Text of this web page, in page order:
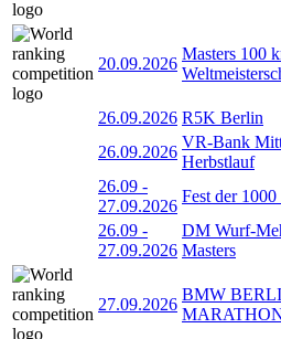
20.09.2026
Masters 100
26.09.2026 R5K Berlin
26.09.2026
VR-Bank
Herbstlauf
26.09 -
27.09.2026
Fest der
26.09 -
27.09.2026
DM Wurf-
Masters
27.09.2026
BMW